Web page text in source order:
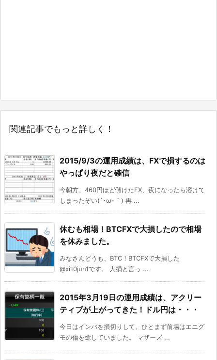
関連記事でもっと詳しく！
2015/9/3の運用成績は、FXで損するのは
やっぱり夜だと確信
今朝方、460円ほど儲けたFX、夜になったら溶けて
しまったぞい(´･ω･｀) 再 ...
休むも相場！BTCFXで大損したので相場
を休みました。
みなさんどうも、BTC！BTCFXで大損した
@xi10jun1です。 大損と言っ ...
2015年3月19日の運用成績は、アクリー
ティブが上がってきた！ドル円は・・・
今日はインバを損切りして、ひとまず前場はエニグ
モの傷を癒していました。 マザーズ ...